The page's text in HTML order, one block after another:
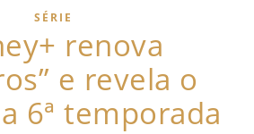
SÉRIE
renova
e revela o
6ª temporada